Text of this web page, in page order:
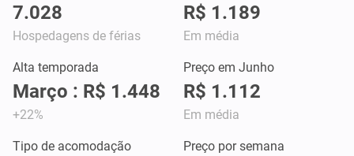
7.028
Hospedagens de férias
R$ 1.189
Em média
Alta temporada
Março : R$ 1.448
+22%
Preço em Junho
R$ 1.112
Em média
Tipo de acomodação Preço por semana